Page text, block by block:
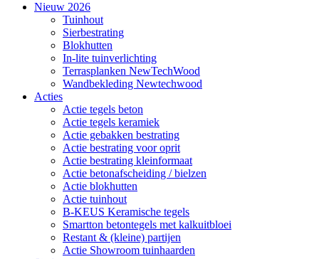
Nieuw 2026
Tuinhout
Sierbestrating
Blokhutten
In-lite tuinverlichting
Terrasplanken NewTechWood
Wandbekleding Newtechwood
Acties
Actie tegels beton
Actie tegels keramiek
Actie gebakken bestrating
Actie bestrating voor oprit
Actie bestrating kleinformaat
Actie betonafscheiding / bielzen
Actie blokhutten
Actie tuinhout
B-KEUS Keramische tegels
Smartton betontegels met kalkuitbloei
Restant & (kleine) partijen
Actie Showroom tuinhaarden